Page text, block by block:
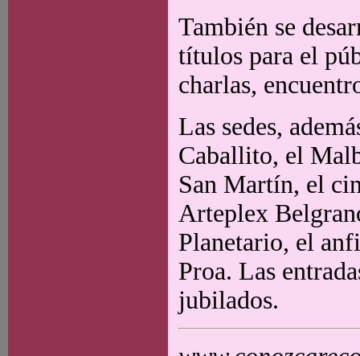
También se
títulos para el
charlas,
Las sedes,
Caballito, el
San Martín, el
Arteplex
Planetario, el
Proa. Las
jubilados.